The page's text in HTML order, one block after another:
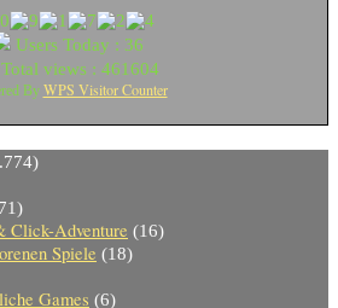
Users Today : 36
Total views : 461604
By WPS Visitor Counter
Click-Adventure (16)
Spiele (18)
Games (6)